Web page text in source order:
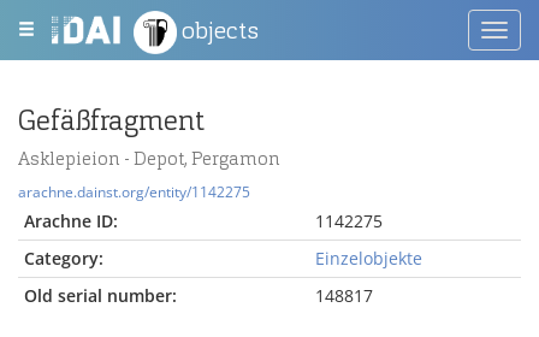
objects
Gefäßfragment
Asklepieion - Depot, Pergamon
arachne.dainst.org/entity/1142275
Arachne ID:
1142275
Category:
Einzelobjekte
Old serial number:
148817